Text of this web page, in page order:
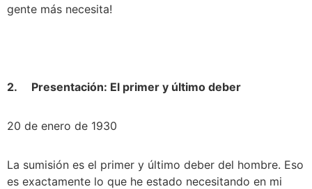
gente más necesita!
2.     Presentación: El primer y último deber
20 de enero de 1930
La sumisión es el primer y último deber del hombre. Eso
es exactamente lo que he estado necesitando en mi